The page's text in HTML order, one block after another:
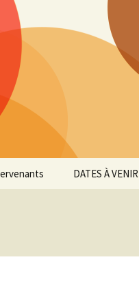
DATES À VENIR